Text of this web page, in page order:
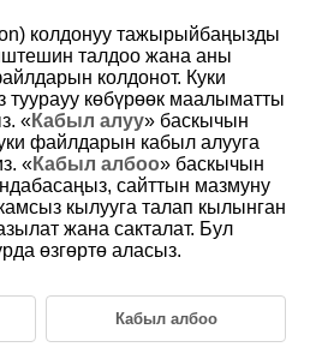
Connection
settings, terminate the Wi-Fi
Bluetooth connection].
колдонуу тажырыйбаңызды
талдоо жана аны
колдонот. Куки
көбүрөөк маалыматты
«Кабыл алуу» баскычын
файлдарын кабыл алууга
«Кабыл албоо» баскычын
сайттын мазмуну
кылууга талап кылынган
жана сакталат. Бул
өзгөртө аласыз.
Кабыл албоо